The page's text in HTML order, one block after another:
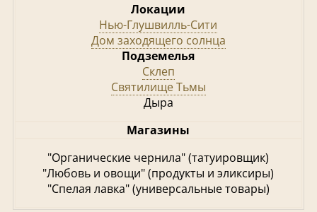
Локации
Нью-Глушвилль-Сити
Дом заходящего солнца
Подземелья
Склеп
Святилище Тьмы
Дыра
Магазины
"Органические чернила" (татуировщик)
"Любовь и овощи" (продукты и эликсиры)
"Спелая лавка" (универсальные товары)